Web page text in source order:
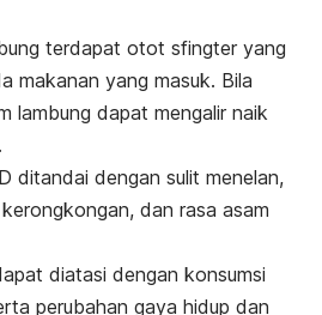
terdapat otot sfingter yang
makanan yang masuk. Bila
lambung dapat mengalir naik
ditandai dengan sulit menelan,
dan rasa asam
diatasi dengan konsumsi
perubahan gaya hidup dan